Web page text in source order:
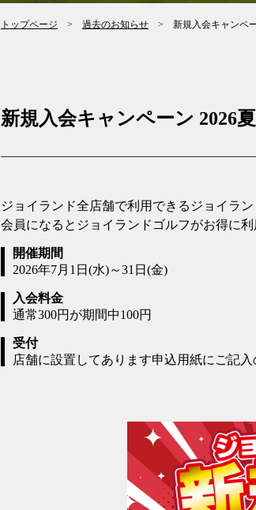
トップページ > 過去のお知らせ > 新規入会キャンペー
新規入会キャンペーン 2026夏
ジョイランド全店舗で利用できるジョイラ
会員になるとジョイランドゴルフがお得に
開催期間
2026年7月1日(水)～31日(金)
入会料金
通常300円が期間中100円
受付
店舗に設置してあります申込用紙にご記